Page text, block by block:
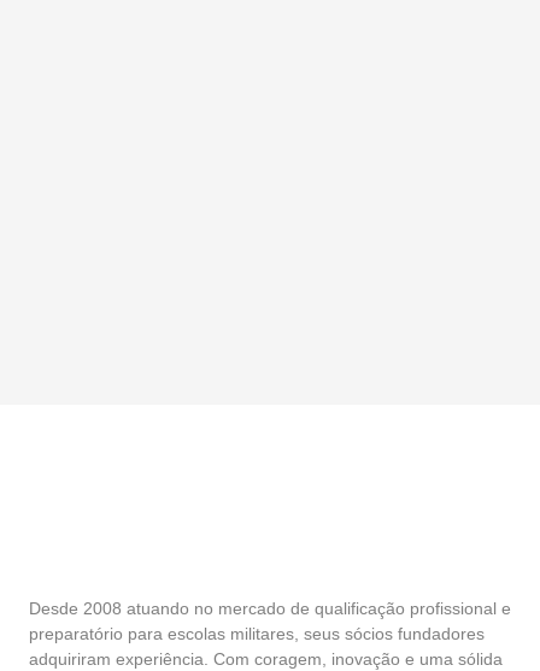
Desde 2008 atuando no mercado de qualificação profissional e
preparatório para escolas militares, seus sócios fundadores
adquiriram experiência. Com coragem, inovação e uma sólida